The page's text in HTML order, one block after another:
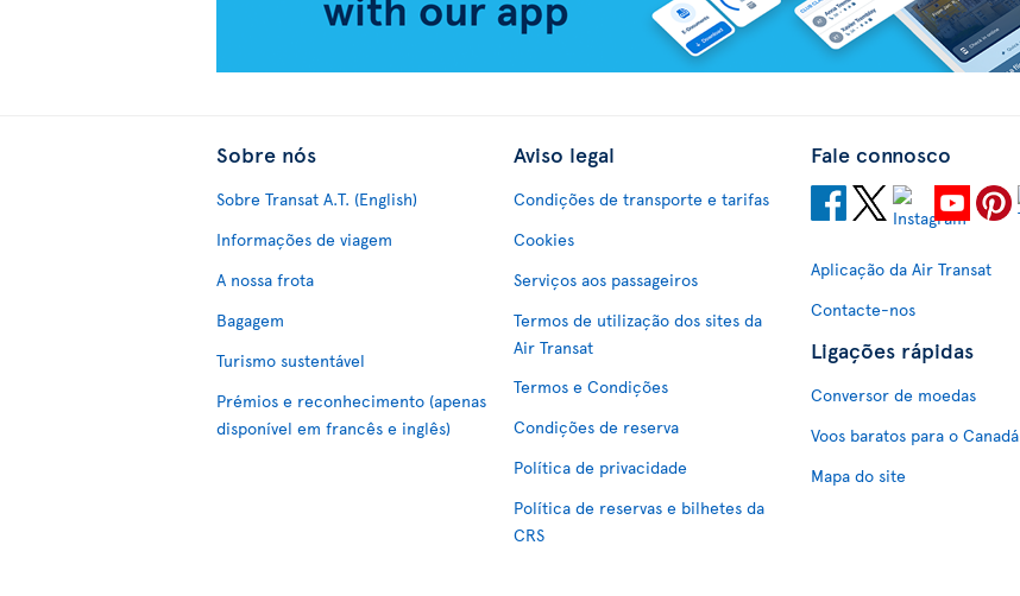
Sobre nós
Sobre Transat A.T. (English)
Informações de viagem
A nossa frota
Bagagem
Turismo sustentável
Prémios e reconhecimento (apenas
disponível em francês e inglês)
Aviso legal
Condições de transporte e tarifas
Cookies
Serviços aos passageiros
Termos de utilização dos sites da
Air Transat
Termos e Condições
Condições de reserva
Política de privacidade
Política de reservas e bilhetes da
CRS
Fale connosco
Aplicação da Air Transat
Contacte-nos
Ligações rápidas
Conversor de moedas
Voos baratos para o Canadá
Mapa do site